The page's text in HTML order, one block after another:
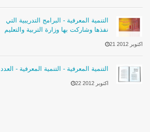
التنمية المعرفية - البرامج التدريبية التي
نفذها وشاركت بها وزارة التربية والتعليم
21 اكتوبر 2012
التنمية المعرفية - التنمية المعرفية - العدد 4
22 اكتوبر 2012